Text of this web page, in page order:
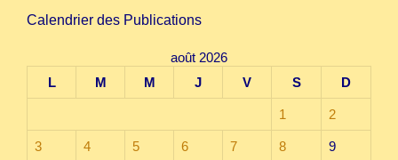
Calendrier des Publications
août 2026
L
M M J V S D
1 2
3 4 5 6 7 8 9